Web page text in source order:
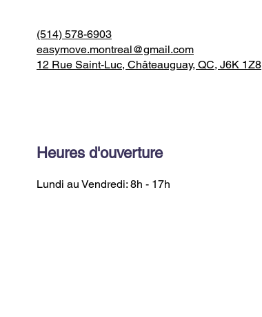
(514) 578-6903
easymove.montreal@gmail.com
12 Rue Saint-Luc, Châteauguay, QC, J6K 1Z8
Heures d'ouverture
Lundi au Vendredi: 8h - 17h